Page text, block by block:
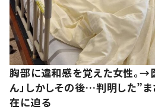
胸部に違和感を覚えた女性。→
ん」しかしその後…判明した”
在に迫る